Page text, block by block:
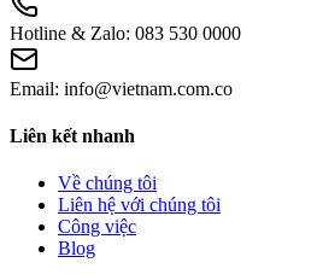
Hotline & Zalo: 083 530 0000
Email: info@vietnam.com.co
Liên kết nhanh
Về chúng tôi
Liên hệ với chúng tôi
Công việc
Blog